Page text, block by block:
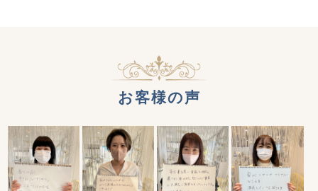
お客様の声